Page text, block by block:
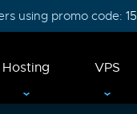
using promo code:
Hosting VPS